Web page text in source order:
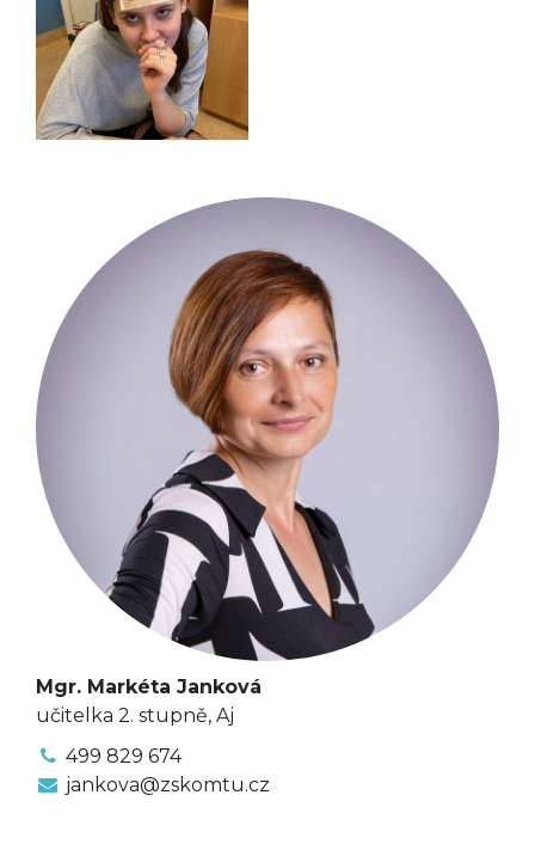
Mgr. Markéta Janková
učitelka 2. stupně, Aj
499 829 674
jankova@zskomtu.cz